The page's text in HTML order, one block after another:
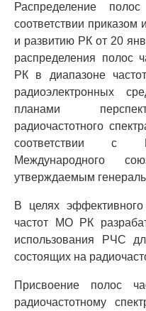
Распределение
соответствии
и развитию РК от 20
распределения полос
РК в диапазоне
радиоэлектронных
планами
радиочастотного
соответствии с
Международного
утверждаемым
В целях
частот МО РК
использования РЧС
состоящих на
Присвоение полос
радиочастотному